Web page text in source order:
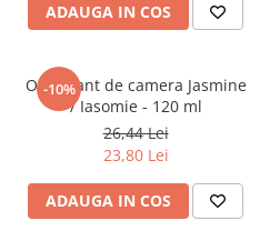
ADAUGA IN COS
-10%
Odorizant de camera Jasmine
/ Iasomie - 120 ml
26,44 Lei
23,80 Lei
ADAUGA IN COS